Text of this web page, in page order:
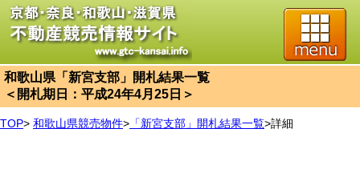
和歌山県「新宮支部」開札結果一覧
＜開札期日：平成24年4月25日＞
TOP> 和歌山県競売物件> 「新宮支部」開札結果一覧>詳細